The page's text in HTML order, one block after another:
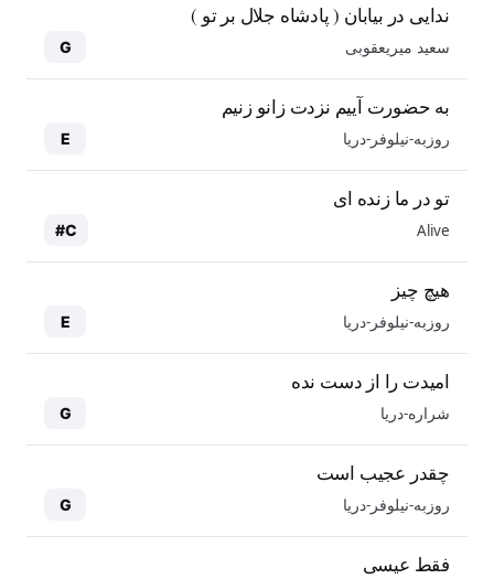
ندایی در بیابان ( پادشاه جلال بر تو )
سعید میریعقوبی G
به حضورت آییم نزدت زانو زنیم
روزبه-نیلوفر-دریا E
تو در ما زنده ای
Alive
C#
هیچ چیز
روزبه-نیلوفر-دریا E
امیدت را از دست نده
شراره-دریا G
چقدر عجیب است
روزبه-نیلوفر-دریا G
فقط عیسی